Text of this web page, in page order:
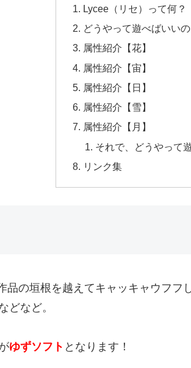
Lycee（リセ）って何？
どうやって遊べばいいの
属性紹介【花】
属性紹介【宙】
属性紹介【日】
属性紹介【雪】
属性紹介【月】
それで、どうやって
リンク集
品の垣根を越えてキャッキャウフ
どなど。
ゆずソフト となります！